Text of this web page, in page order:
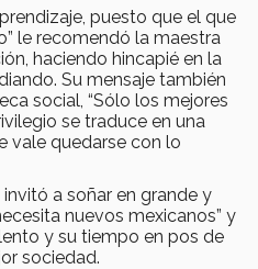
puesto que el que
le recomendó la maestra
haciendo hincapié en la
Su mensaje también
social, “Sólo los mejores
se traduce en una
vale quedarse con lo
a soñar en grande y
nuevos mexicanos” y
y su tiempo en pos de
sociedad.